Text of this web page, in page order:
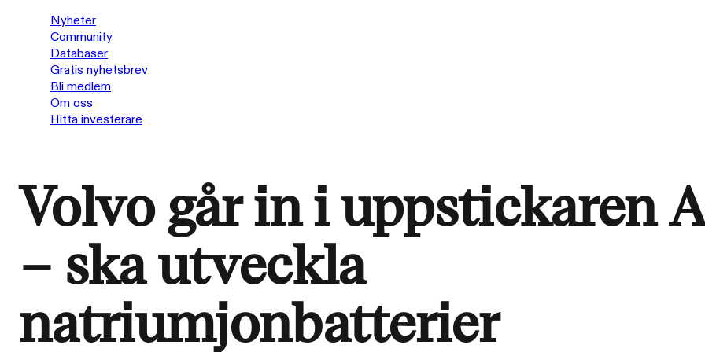
Nyheter
Community
Databaser
Gratis nyhetsbrev
Bli medlem
Om oss
Hitta investerare
Volvo går in i uppstickaren
– ska utveckla
natriumjonbatterier